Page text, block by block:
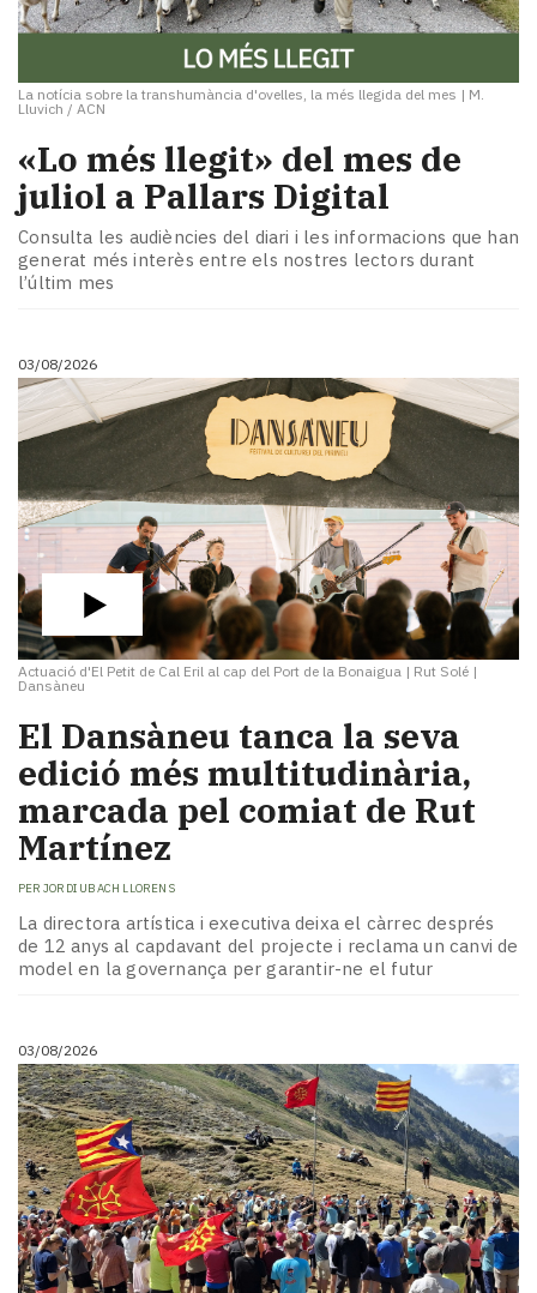
La notícia sobre la transhumància d'ovelles, la més llegida del mes | M.
Lluvich / ACN
«Lo més llegit» del mes de
juliol a Pallars Digital
Consulta les audiències del diari i les informacions que han
generat més interès entre els nostres lectors durant
l’últim mes
03/08/2026
Actuació d'El Petit de Cal Eril al cap del Port de la Bonaigua | Rut Solé |
Dansàneu
​El Dansàneu tanca la seva
edició més multitudinària,
marcada pel comiat de Rut
Martínez
PER JORDI UBACH LLORENS
La directora artística i executiva deixa el càrrec després
de 12 anys al capdavant del projecte i reclama un canvi de
model en la governança per garantir-ne el futur
03/08/2026